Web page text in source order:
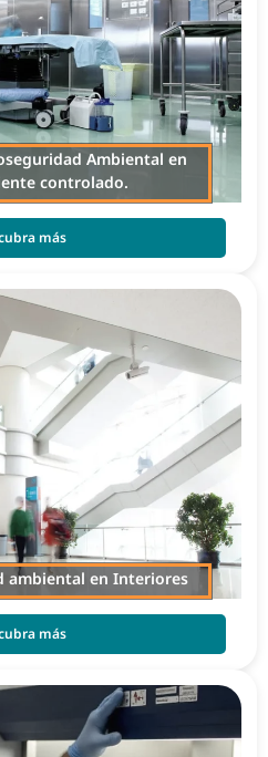
Ambiental en
controlado.
más
ambiental en Interiores
más